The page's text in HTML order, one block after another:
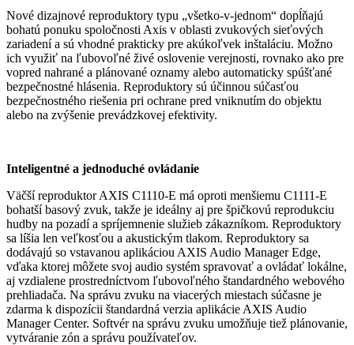
Nové dizajnové reproduktory typu „všetko-v-jednom“ dopĺňajú
bohatú ponuku spoločnosti Axis v oblasti zvukových sieťových
zariadení a sú vhodné prakticky pre akúkoľvek inštaláciu. Možno
ich využiť na ľubovoľné živé oslovenie verejnosti, rovnako ako pre
vopred nahrané a plánované oznamy alebo automaticky spúšťané
bezpečnostné hlásenia. Reproduktory sú účinnou súčasťou
bezpečnostného riešenia pri ochrane pred vniknutím do objektu
alebo na zvýšenie prevádzkovej efektivity.
Inteligentné a jednoduché ovládanie
Väčší reproduktor AXIS C1110-E má oproti menšiemu C1111-E
bohatší basový zvuk, takže je ideálny aj pre špičkovú reprodukciu
hudby na pozadí a spríjemnenie služieb zákazníkom. Reproduktory
sa líšia len veľkosťou a akustickým tlakom. Reproduktory sa
dodávajú so vstavanou aplikáciou AXIS Audio Manager Edge,
vďaka ktorej môžete svoj audio systém spravovať a ovládať lokálne,
aj vzdialene prostredníctvom ľubovoľného štandardného webového
prehliadača. Na správu zvuku na viacerých miestach súčasne je
zdarma k dispozícii štandardná verzia aplikácie AXIS Audio
Manager Center. Softvér na správu zvuku umožňuje tiež plánovanie,
vytváranie zón a správu používateľov.